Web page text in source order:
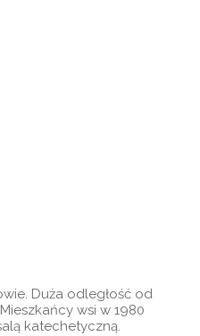
Duża odległość od
wsi w 1980
katechetyczną.